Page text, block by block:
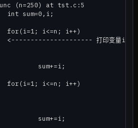
(n=250) at tst.c:5
sum=0,i;
i<=n; i++)
打印变量i的值，
sum+=i;
i<=n; i++)
sum+=i;